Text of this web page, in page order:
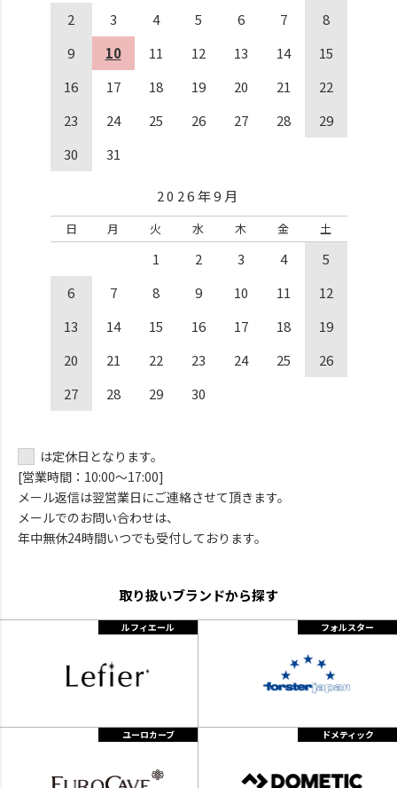
2
3 4 5 6 7
8
9
10 11 12 13 14
15
16
17 18 19 20 21
22
23
24 25 26 27 28
29
30
31
2026年9月
日 月 火 水 木 金 土
1 2 3 4
5
6
7 8 9 10 11
12
13
14 15 16 17 18
19
20
21 22 23 24 25
26
27
28 29 30
は定休日となります。
[営業時間：10:00～17:00]
メール返信は翌営業日にご連絡させて頂きます。
メールでのお問い合わせは、
年中無休24時間いつでも受付しております。
取り扱いブランドから探す
ルフィエール フォルスター
ユーロカーブ ドメティック